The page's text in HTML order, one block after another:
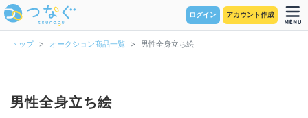
ログイン アカウント作成
トップ オークション商品一覧 男性全身立ち絵
男性全身立ち絵